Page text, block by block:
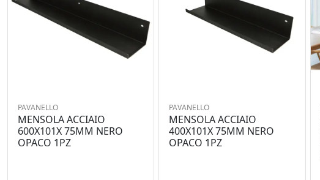
PAVANELLO
MENSOLA ACCIAIO
600X101X 75MM NERO
OPACO 1PZ
PAVANELLO
MENSOLA ACCIAIO
400X101X 75MM NERO
OPACO 1PZ